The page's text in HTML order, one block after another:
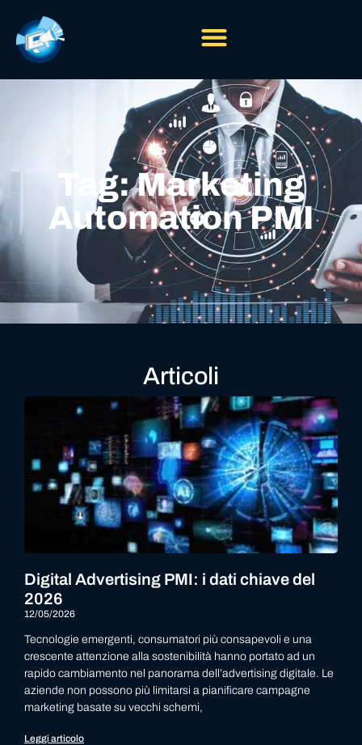
Tag: Marketing
Automation PMI
Articoli
Digital Advertising PMI: i dati chiave del
2026
12/05/2026
Tecnologie emergenti, consumatori più consapevoli e una
crescente attenzione alla sostenibilità hanno portato ad un
rapido cambiamento nel panorama dell’advertising digitale. Le
aziende non possono più limitarsi a pianificare campagne
marketing basate su vecchi schemi,
Leggi articolo